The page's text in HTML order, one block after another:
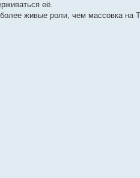
её.
живые роли, чем массовка на